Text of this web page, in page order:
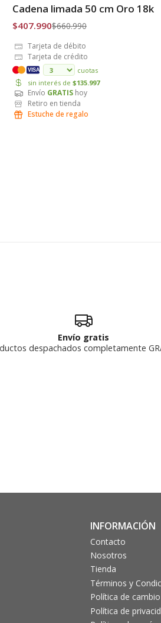
Envío Gratis
Cadena limada 50 cm Oro 18k
$407.990$660.990
Tarjeta de débito
Tarjeta de crédito
VISA
cuotas
sin interés de $135.997
Envío GRATIS hoy
Retiro en tienda
Estuche de regalo
Envío gratis
despachados completamente
INFORMACIÓN
Contacto
Nosotros
Tienda
Términos y
Política de cambio
Política de